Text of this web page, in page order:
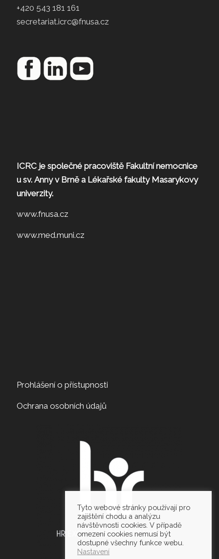
+420 543 181 161
secretariat.icrc@fnusa.cz
ICRC je společné pracoviště Fakultní nemocnice
u sv. Anny v Brně a Lékařské fakulty Masarykovy
univerzity.
www.fnusa.cz
www.med.muni.cz
Prohlášení o přístupnosti
Ochrana osobních údajů
Tyto webové stránky používají pro
zajištění chodu a analýzu
návštěvnosti cookies. V případě
omezení cookies nemusí být
dostupné všechny funkce webu.
Nastavení